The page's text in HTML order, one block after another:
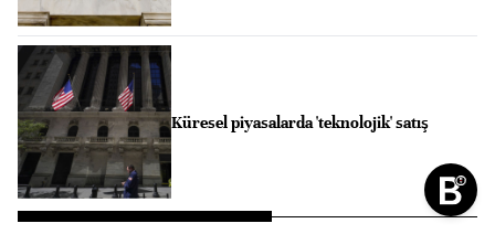
Küresel piyasalarda 'teknolojik' satış